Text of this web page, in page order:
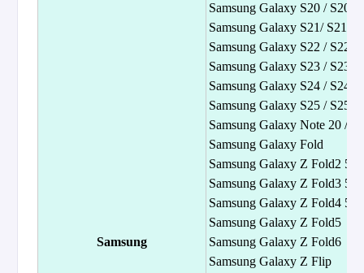
Samsung
Samsung Galaxy S20 / S20+
Samsung Galaxy S21/ S21+
Samsung Galaxy S22 / S22+
Samsung Galaxy S23 / S23+
Samsung Galaxy S24 / S24+
Samsung Galaxy S25 / S25+
Samsung Galaxy Note 20 /
Samsung Galaxy Fold
Samsung Galaxy Z Fold2 5G
Samsung Galaxy Z Fold3 5G
Samsung Galaxy Z Fold4 5G
Samsung Galaxy Z Fold5
Samsung Galaxy Z Fold6
Samsung Galaxy Z Flip